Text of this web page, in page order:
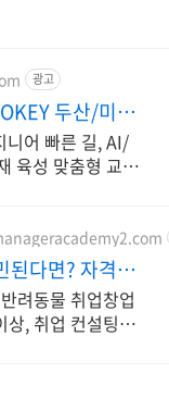
광고
두산/미국
니어 빠른 길, AI/
육성 맞춤형 교
된다면? 자격증
교육
려동물 취업창업
상, 취업 컨설팅도